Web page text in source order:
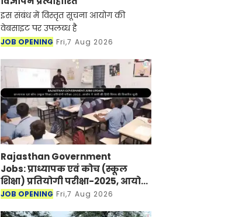
इस संबंध में विस्तृत सूचना आयोग की
वेबसाइट पर उपलब्ध है
JOB OPENING Fri,7 Aug 2026
Rajasthan Government
Jobs: प्राध्यापक एवं कोच (स्कूल
शिक्षा) प्रतियोगी परीक्षा-2025, आयोग
ने जारी की हिंदी विषय की विचारित
JOB OPENING Fri,7 Aug 2026